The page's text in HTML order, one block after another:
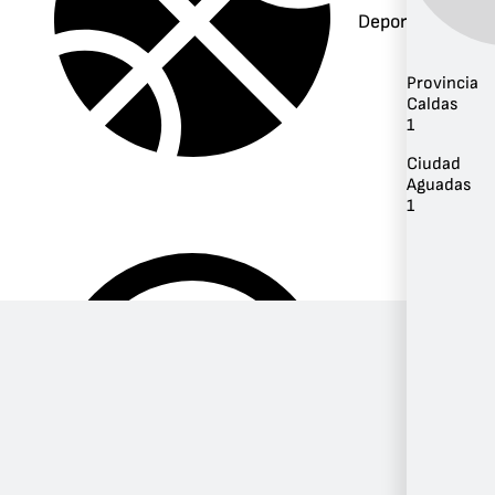
Deportes
Provincia
Caldas
1
Ciudad
Aguadas
1